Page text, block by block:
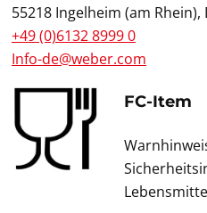
55218 Ingelheim (am
+49 (0)6132 8999 0
Info-de@weber.com
FC-Item